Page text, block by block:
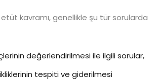
etüt kavramı, genellikle şu tür sorularda
değerlendirilmesi ile ilgili sorular,
tespiti ve giderilmesi